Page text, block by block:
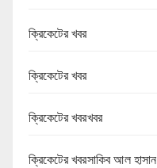
ক্রিকেটের খবর
ক্রিকেটের খবর
ক্রিকেটের খবরখবর
ক্রিকেটের খবরসাকিব আল হাসান